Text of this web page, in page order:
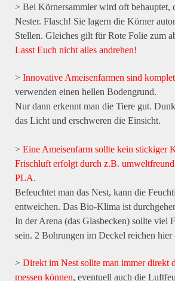
> Bei Körnersammler wird oft behauptet,
Nester. Flasch! Sie lagern die Körner
Stellen. Gleiches gilt für Rote Folie zum
Lasst Euch nicht alles andrehen!
> Innovative Ameisenfarmen sind
verwenden einen hellen Bodengrund.
Nur dann erkennt man die Tiere gut.
das Licht und erschweren die Einsicht.
> Eine Ameisenfarm sollte kein stickiger
Frischluft erfolgt durch z.B.
PLA.
Befeuchtet man das Nest, kann die
entweichen. Das Bio-Klima ist
In der Arena (das Glasbecken) sollte viel
sein. 2 Bohrungen im Deckel reichen hier
> Direkt im Nest sollte man immer direkt
messen können, eventuell auch die